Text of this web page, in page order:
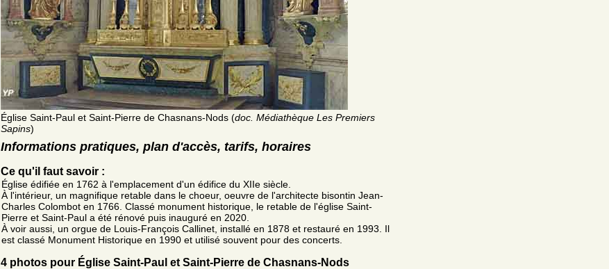
Église Saint-Paul et Saint-Pierre de Chasnans-Nods (doc. Médiathèque Les Premiers
Sapins)
Informations pratiques, plan d'accès, tarifs, horaires
Ce qu'il faut savoir :
Église édifiée en 1762 à l'emplacement d'un édifice du XIIe siècle.
À l'intérieur, un magnifique retable dans le choeur, oeuvre de l'architecte bisontin Jean-
Charles Colombot en 1766. Classé monument historique, le retable de l'église Saint-
Pierre et Saint-Paul a été rénové puis inauguré en 2020.
À voir aussi, un orgue de Louis-François Callinet, installé en 1878 et restauré en 1993. Il
est classé Monument Historique en 1990 et utilisé souvent pour des concerts.
4 photos pour Église Saint-Paul et Saint-Pierre de Chasnans-Nods